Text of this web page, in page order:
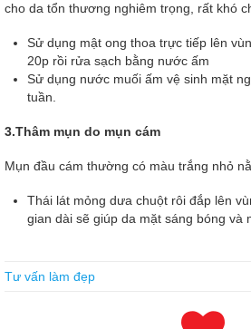
cho da tổn thương nghiêm trọng, rất khó
Sử dụng mật ong thoa trực tiếp lên
20p rồi rửa sạch bằng nước ấm
Sử dụng nước muối ấm vệ sinh mặt
tuần.
3.Thâm mụn do mụn cám
Mụn đầu cám thường có màu trắng nhỏ
Thái lát mỏng dưa chuột rôi đắp lên
gian dài sẽ giúp da mặt sáng bóng và
Our goal is to base the cat head HRCI
you will know what is HRCI Certifications
Tư vấn làm đẹp